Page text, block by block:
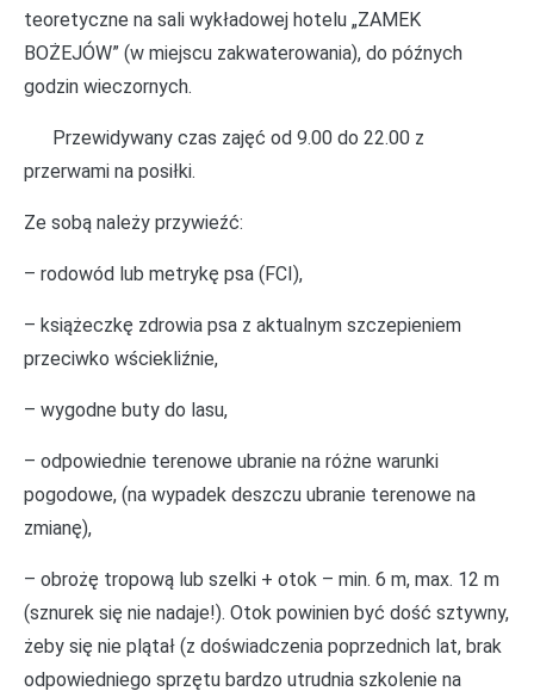
teoretyczne na sali wykładowej hotelu „ZAMEK
BOŻEJÓW” (w miejscu zakwaterowania), do późnych
godzin wieczornych.
Przewidywany czas zajęć od 9.00 do 22.00 z
przerwami na posiłki.
Ze sobą należy przywieźć:
– rodowód lub metrykę psa (FCI),
– książeczkę zdrowia psa z aktualnym szczepieniem
przeciwko wściekliźnie,
– wygodne buty do lasu,
– odpowiednie terenowe ubranie na różne warunki
pogodowe, (na wypadek deszczu ubranie terenowe na
zmianę),
– obrożę tropową lub szelki + otok – min. 6 m, max. 12 m
(sznurek się nie nadaje!). Otok powinien być dość sztywny,
żeby się nie plątał (z doświadczenia poprzednich lat, brak
odpowiedniego sprzętu bardzo utrudnia szkolenie na